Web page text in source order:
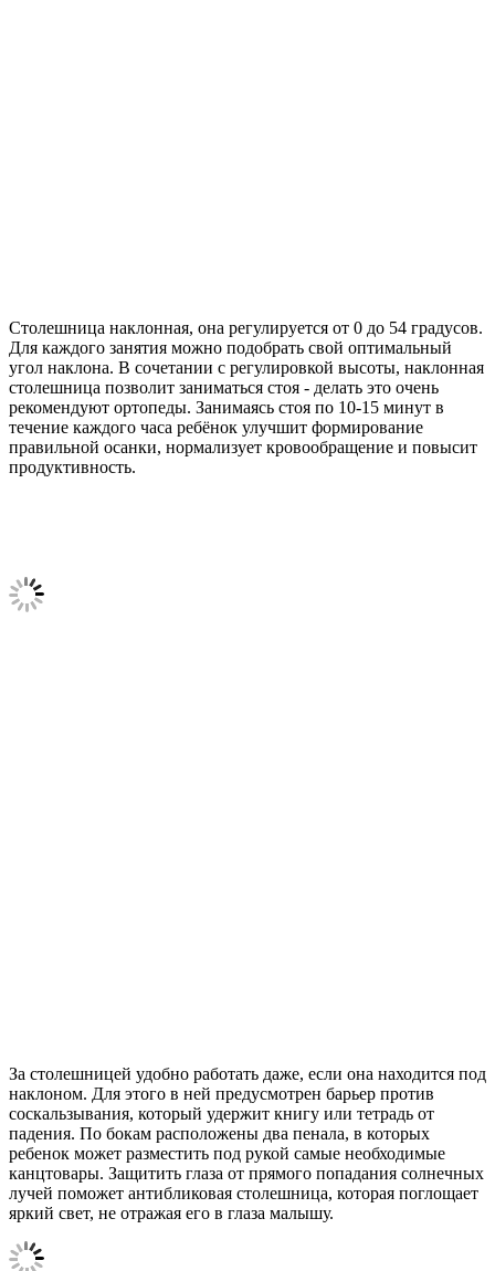
Столешница наклонная, она регулируется от 0 до 54 градусов.
Для каждого занятия можно подобрать свой оптимальный
угол наклона. В сочетании с регулировкой высоты, наклонная
столешница позволит заниматься стоя - делать это очень
рекомендуют ортопеды. Занимаясь стоя по 10-15 минут в
течение каждого часа ребёнок улучшит формирование
правильной осанки, нормализует кровообращение и повысит
продуктивность.
За столешницей удобно работать даже, если она находится под
наклоном. Для этого в ней предусмотрен барьер против
соскальзывания, который удержит книгу или тетрадь от
падения. По бокам расположены два пенала, в которых
ребенок может разместить под рукой самые необходимые
канцтовары. Защитить глаза от прямого попадания солнечных
лучей поможет антибликовая столешница, которая поглощает
яркий свет, не отражая его в глаза малышу.